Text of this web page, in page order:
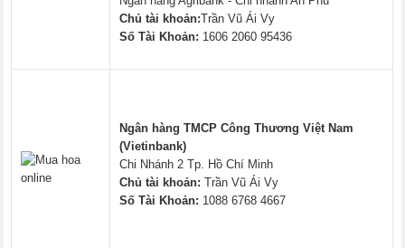
Chủ tài khoản:Trần Vũ Ái Vy
Số Tài Khoản: 1606 2060 95436
Ngân hàng TMCP Công Thương Việt Nam
(Vietinbank)
Chi Nhánh 2 Tp. Hồ Chí Minh
Chủ tài khoản: Trần Vũ Ái Vy
Số Tài Khoản: 1088 6768 4667